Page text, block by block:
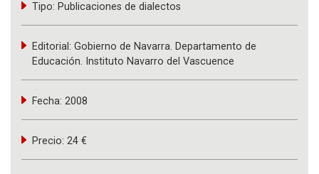
Tipo: Publicaciones de dialectos
Editorial: Gobierno de Navarra. Departamento de
Educación. Instituto Navarro del Vascuence
Fecha: 2008
Precio: 24 €